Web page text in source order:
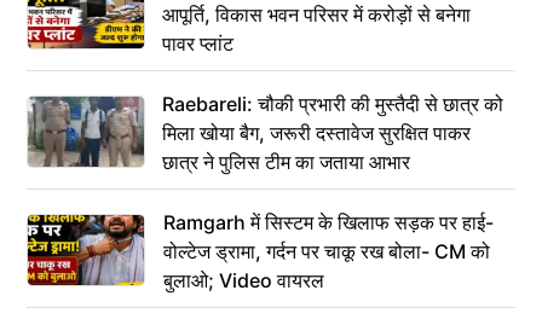
आपूर्ति, विकास भवन परिसर में करोड़ों से बनेगा
पावर प्लांट
Raebareli: चौकी प्रभारी की मुस्तैदी से छात्र को
मिला खोया बैग, जरूरी दस्तावेज सुरक्षित पाकर
छात्र ने पुलिस टीम का जताया आभार
Ramgarh में सिस्टम के खिलाफ सड़क पर हाई-
वोल्टेज ड्रामा, गर्दन पर चाकू रख बोला- CM को
बुलाओ; Video वायरल